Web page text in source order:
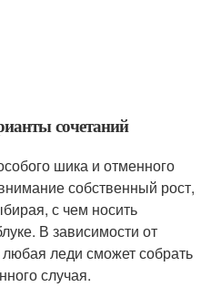
сочетаний
шика и отменного
собственный рост,
с чем носить
В зависимости от
леди сможет собрать
случая.